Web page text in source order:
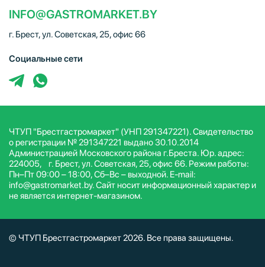
INFO@GASTROMARKET.BY
г. Брест, ул. Советская, 25, офис 66
Социальные сети
ЧТУП "Брестгастромаркет" (УНП 291347221). Свидетельство
о регистрации № 291347221 выдано 30.10.2014
Администрацией Московского района г.Бреста. Юр. адрес:
224005, г. Брест, ул. Советская, 25, офис 66. Режим работы:
Пн–Пт 09:00 – 18:00, Сб–Вс – выходной. E-mail:
info@gastromarket.by. Сайт носит информационный характер и
не является интернет-магазином.
© ЧТУП Брестгастромаркет 2026. Все права защищены.